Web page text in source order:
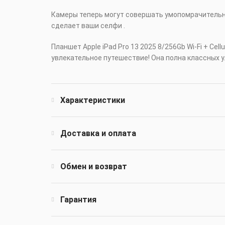
Камеры теперь могут совершать
сделает ваши селфи .
Планшет Apple iPad Pro 13 2025 8/256Gb Wi-Fi +
увлекательное путешествие! Она полна
Характеристики
Доставка и оплата
Обмен и возврат
Гарантия